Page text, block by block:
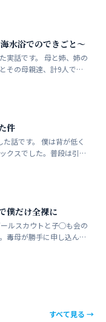
水浴でのできごと〜
実話です。 母と姉、姉の
その母親達、計9人で海
学５年生で姉の美香はC
件
話です。 僕は背が低く
クスでした。普段は引っ
ます。 ただ何でもよく
僕だけ全裸に
ルスカウトと子◯も会の
毒母が勝手に申し込んだ
たく乗り気がしません。
すべて見る →